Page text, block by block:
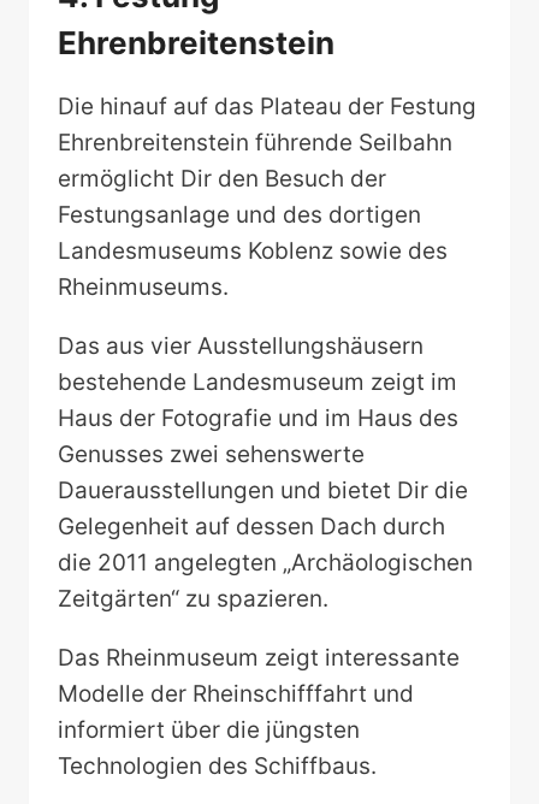
Ehrenbreitenstein
Die hinauf auf das Plateau der Festung
Ehrenbreitenstein führende Seilbahn
ermöglicht Dir den Besuch der
Festungsanlage und des dortigen
Landesmuseums Koblenz sowie des
Rheinmuseums.
Das aus vier Ausstellungshäusern
bestehende Landesmuseum zeigt im
Haus der Fotografie und im Haus des
Genusses zwei sehenswerte
Dauerausstellungen und bietet Dir die
Gelegenheit auf dessen Dach durch
die 2011 angelegten „Archäologischen
Zeitgärten“ zu spazieren.
Das Rheinmuseum zeigt interessante
Modelle der Rheinschifffahrt und
informiert über die jüngsten
Technologien des Schiffbaus.